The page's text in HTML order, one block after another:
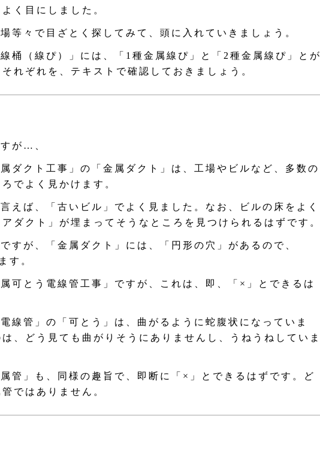
く目にしました。
等々で目ざとく探してみて、頭に入れていきましょう。
桶（線ぴ）」には、「1種金属線ぴ」と「2種金属線ぴ」とが
れぞれを、テキストで確認しておきましょう。
が…、
属ダクト工事」の「金属ダクト」は、工場やビルなど、多数の
でよく見かけます。
えば、「古いビル」でよく見ました。なお、ビルの床をよく
ダクト」が埋まってそうなところを見つけられるはずです。
すが、「金属ダクト」には、「円形の穴」があるので、
す。
属可とう電線管工事」ですが、これは、即、「×」とできるは
電線管」の「可とう」は、曲がるように蛇腹状になっていま
、どう見ても曲がりそうにありませんし、うねうねしていま
属管」も、同様の趣旨で、即断に「×」とできるはずです。ど
ではありません。